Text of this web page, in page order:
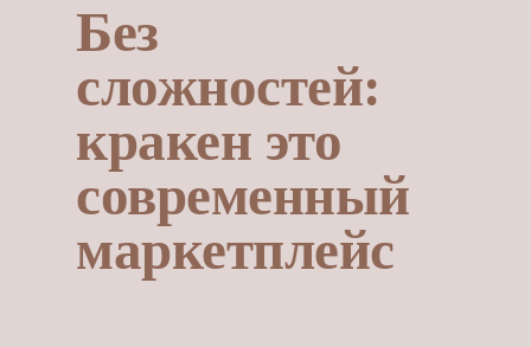
Без
сложностей:
кракен это
современный
маркетплейс